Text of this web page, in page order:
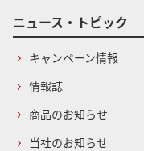
ニュース・トピック
キャンペーン情報
情報誌
商品のお知らせ
当社のお知らせ